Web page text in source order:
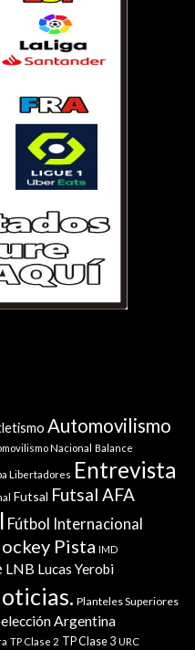
Automovilismo
Nacional Balance
Libertadores Entrevista
Futsal Futsal AFA
Fútbol Internacional
Pista IMD
LNB Lucas Yerobi
Planteles Superiores
Argentina
TP Clase 2 TP Clase 3 URC